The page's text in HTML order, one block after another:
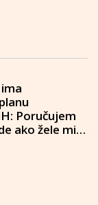
Poručujem
ako žele mir i